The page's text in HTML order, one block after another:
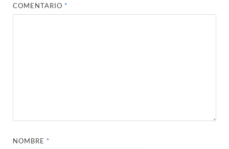
COMENTARIO*
NOMBRE*